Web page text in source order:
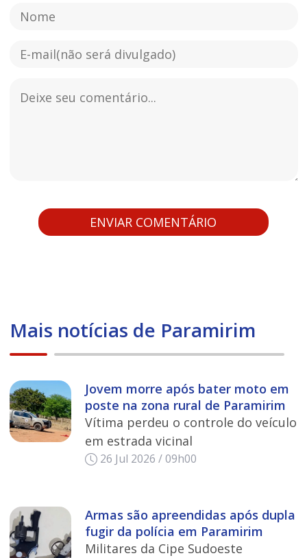
Mais notícias de Paramirim
Jovem morre após bater moto em
poste na zona rural de Paramirim
Vítima perdeu o controle do veículo
em estrada vicinal
26 Jul 2026 / 09h00
Armas são apreendidas após dupla
fugir da polícia em Paramirim
Militares da Cipe Sudoeste